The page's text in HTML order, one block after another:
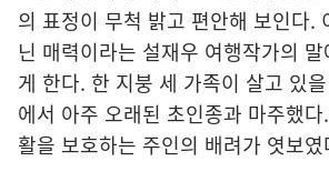
의 표정이 무척 밝고 편안해 보인다.
닌 매력이라는 설재우 여행작가의
게 한다. 한 지붕 세 가족이 살고 있
에서 아주 오래된 초인종과 마주했
활을 보호하는 주인의 배려가 엿보